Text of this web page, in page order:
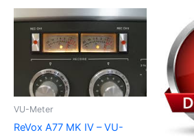
VU-Meter
ReVox A77 MK IV – VU-